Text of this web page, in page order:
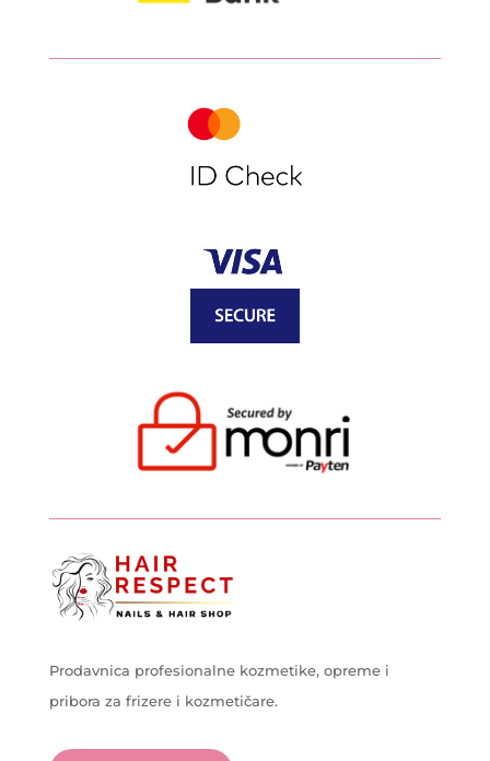
Prodavnica profesionalne kozmetike, opreme i
pribora za frizere i kozmetičare.